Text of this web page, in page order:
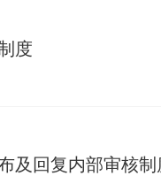
度
及回复内部审核制